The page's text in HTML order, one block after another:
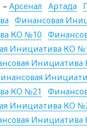
– Арсенал Артада
Финансовая
КО №10
Инициатива КО
КО №21
Инициатива КО